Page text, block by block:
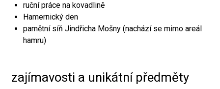
ruční práce na kovadlině
Hamernický den
pamětní síň Jindřicha Mošny (nachází se mimo areál
hamru)
zajímavosti a unikátní předměty